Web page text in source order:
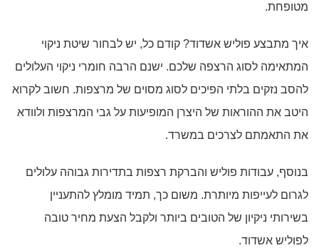
מטופחת.
איך מתבצע פוליש אשדוד? קודם כל, יש לבחור שיטת ניקוי
המתאימה לסוג הרצפה שלכם. ישנם הרבה חומרי ניקוי העלולים
להסב נזקים בלתי הפיכים לסוג מסוים של מרצפות. חשוב לקרוא
היטב את ההוראות של היצרן המופיעות על גבי המרצפות ולוודא
את התאמתם לצרכים במשרד.
בנוסף, עבודות פוליש והברקת רצפות בתדירות גבוהה עלולים
לגרום לעייפות מיותרת. משום כך, תמיד מומלץ להתעניין
בשירותי ניקיון של הטובים ביותר ולקבל הצעת מחיר טובה
לפוליש אשדוד.